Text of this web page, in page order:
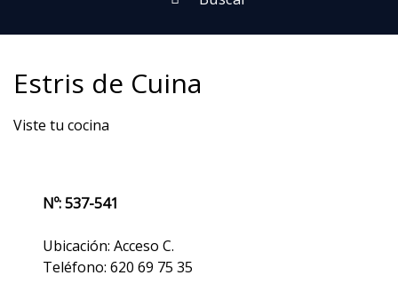
Estris de Cuina
Viste tu cocina
Nº: 537-541
Ubicación: Acceso C.
Teléfono: 620 69 75 35